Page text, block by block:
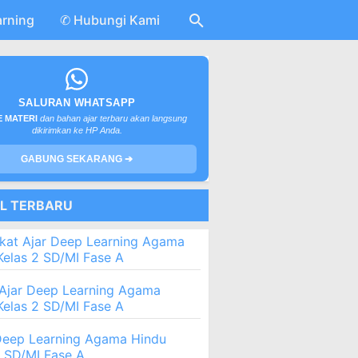
✆ Hubungi Kami
SALURAN WHATSAPP
MATERI dan bahan ajar terbaru akan langsung
dikirimkan ke HP Anda.
GABUNG SEKARANG ➔
TERBARU
Ajar Deep Learning Agama
2 SD/MI Fase A
Deep Learning Agama
2 SD/MI Fase A
Learning Agama Hindu
SD/MI Fase A